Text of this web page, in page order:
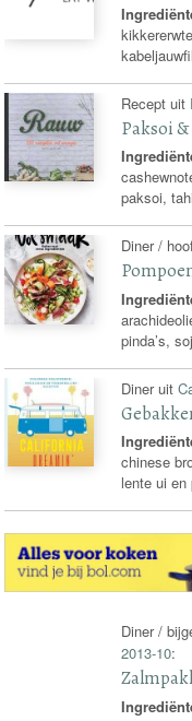
Recept uit
Paksoi
paksoi,
Diner /
pinda’s,
Diner uit
chinese
lente ui en
Diner /
2013-10: